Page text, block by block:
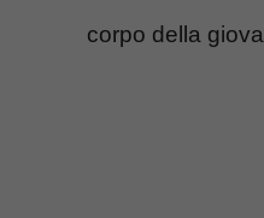
corpo della